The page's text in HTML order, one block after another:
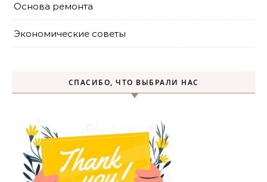
Основа ремонта
Экономические советы
СПАСИБО, ЧТО ВЫБРАЛИ НАС